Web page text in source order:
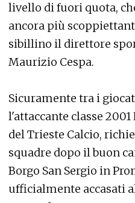
livello di fuori quota,
ancora più
sibillino il direttore
Maurizio Cespa.
Sicuramente tra i
l'attaccante classe
del Trieste Calcio,
squadre dopo il buon
Borgo San Sergio in
ufficialmente accasati